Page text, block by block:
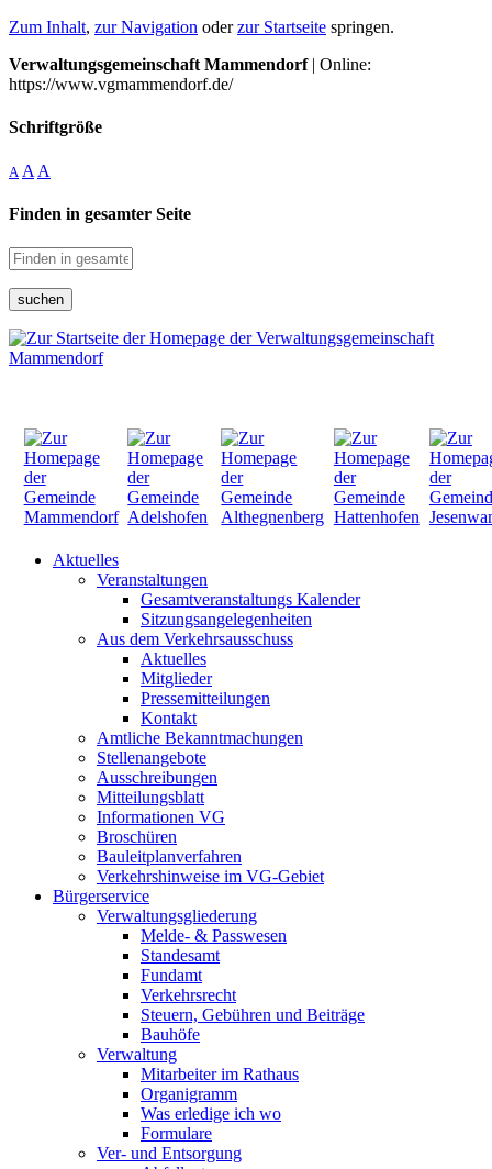
Zum Inhalt, zur Navigation oderzur Startseite springen.
Verwaltungsgemeinschaft Mammendorf| Online:
https://www.vgmammendorf.de/
Schriftgröße
A A A
Finden in gesamter Seite
suchen
Aktuelles
Veranstaltungen
Gesamtveranstaltungs Kalender
Sitzungsangelegenheiten
Aus dem Verkehrsausschuss
Aktuelles
Mitglieder
Pressemitteilungen
Kontakt
Amtliche Bekanntmachungen
Stellenangebote
Ausschreibungen
Mitteilungsblatt
Informationen VG
Broschüren
Bauleitplanverfahren
Verkehrshinweise im VG-Gebiet
Bürgerservice
Verwaltungsgliederung
Melde- & Passwesen
Standesamt
Fundamt
Verkehrsrecht
Steuern, Gebühren und Beiträge
Bauhöfe
Verwaltung
Mitarbeiter im Rathaus
Organigramm
Was erledige ich wo
Formulare
Ver- und Entsorgung